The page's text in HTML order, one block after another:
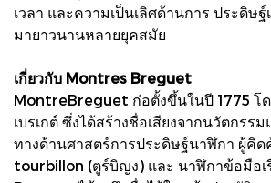
เวลา และความเป็นเลิศด้านการ ประดิษ
มายาวนานหลายยุคสมัย
เกี่ยวกับ Montres Breguet
MontreBreguet ก่อตั้งขึ้นในปี 1775 โ
เบรเกต์ ซึ่งได้สร้างชื่อเสียงจากนวัตกรร
ทางด้านศาสตร์การประดิษฐ์นาฬิกา ผู้คิด
tourbillon (ตูร์บิญง) และ นาฬิกาข้อมือเ